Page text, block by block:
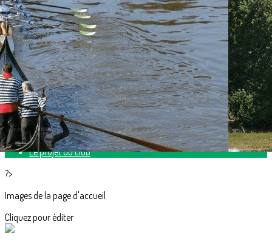
Exporter les lignes sélectionnées
Exporter toutes les colonnes
Exporter uniquement les colonnes affichées
Menu
<
>
Histoire du club
Horaires
Localisation du club
Comité directeur
Le projet du club
?>
Images de la page d'accueil
Cliquez pour éditer